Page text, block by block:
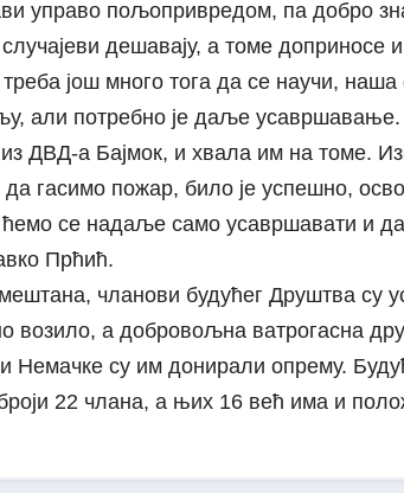
управо пољопривредом, па добро
дешавају, а томе доприносе
још много тога да се научи,
али потребно је даље
ДВД-а Бајмок, и хвала им на томе.
гасимо пожар, било је успешно,
се надаље само усавршавати и
Прћић.
чланови будућег Друштва су
возило, а добровољна ватрогасна
Немачке су им донирали опрему.
22 члана, а њих 16 већ има и